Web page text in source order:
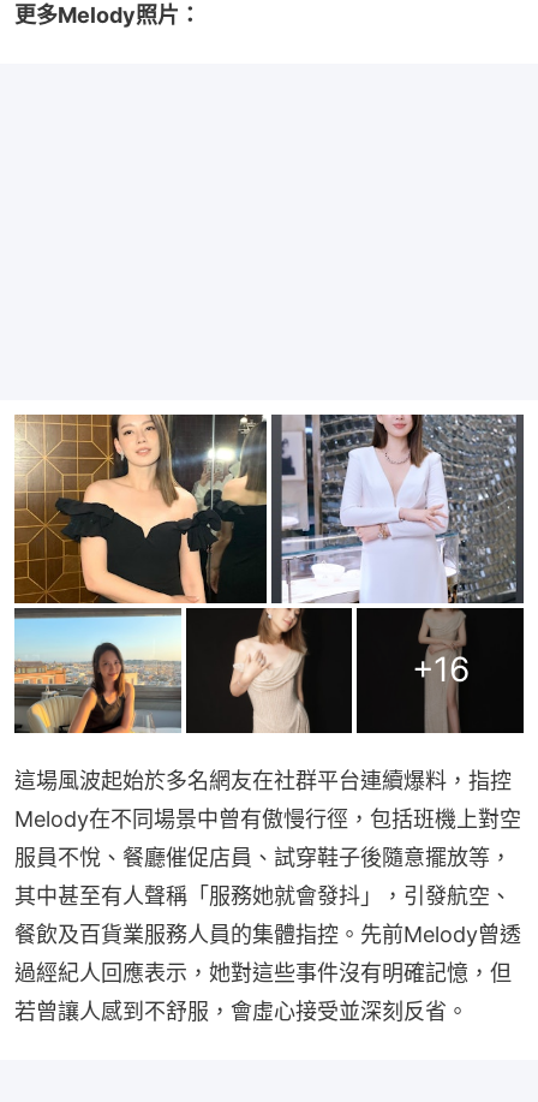
更多Melody照片：
+16
這場風波起始於多名網友在社群平台連續爆料，指控
Melody在不同場景中曾有傲慢行徑，包括班機上對空
服員不悅、餐廳催促店員、試穿鞋子後隨意擺放等，
其中甚至有人聲稱「服務她就會發抖」，引發航空、
餐飲及百貨業服務人員的集體指控。先前Melody曾透
過經紀人回應表示，她對這些事件沒有明確記憶，但
若曾讓人感到不舒服，會虛心接受並深刻反省。